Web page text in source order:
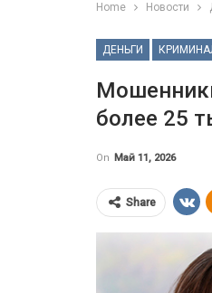
Home Новости
ДЕНЬГИ
более 25
On Май 11, 2026
Share